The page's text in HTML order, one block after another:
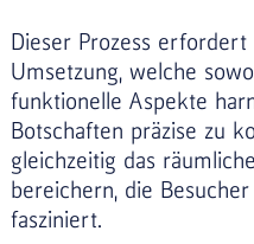
Dieser Prozess
Umsetzung, welche
funktionelle Aspekte
Botschaften präzise zu
gleichzeitig das
bereichern, die
fasziniert.